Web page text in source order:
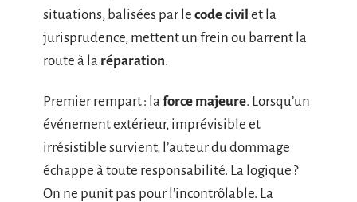
situations, balisées par le code civil et la
jurisprudence, mettent un frein ou barrent la
route à la réparation.
Premier rempart : la force majeure. Lorsqu’un
événement extérieur, imprévisible et
irrésistible survient, l’auteur du dommage
échappe à toute responsabilité. La logique ?
On ne punit pas pour l’incontrôlable. La